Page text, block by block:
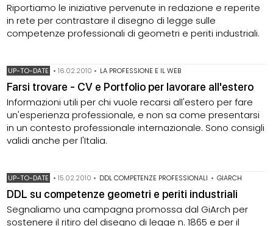
Riportiamo le iniziative pervenute in redazione e reperite
in rete per contrastare il disegno di legge sulle
competenze professionali di geometri e periti industriali.
UP-TO-DATE •16.02.2010 • LA PROFESSIONE E IL WEB
Farsi trovare - CV e Portfolio per lavorare all'estero
Informazioni utili per chi vuole recarsi all'estero per fare
un'esperienza professionale, e non sa come presentarsi
in un contesto professionale internazionale. Sono consigli
validi anche per l'Italia.
UP-TO-DATE •15.02.2010 • DDL COMPETENZE PROFESSIONALI • GIARCH
DDL su competenze geometri e periti industriali
Segnaliamo una campagna promossa dal GiArch per
sostenere il ritiro del disegno di legge n. 1865 e per il